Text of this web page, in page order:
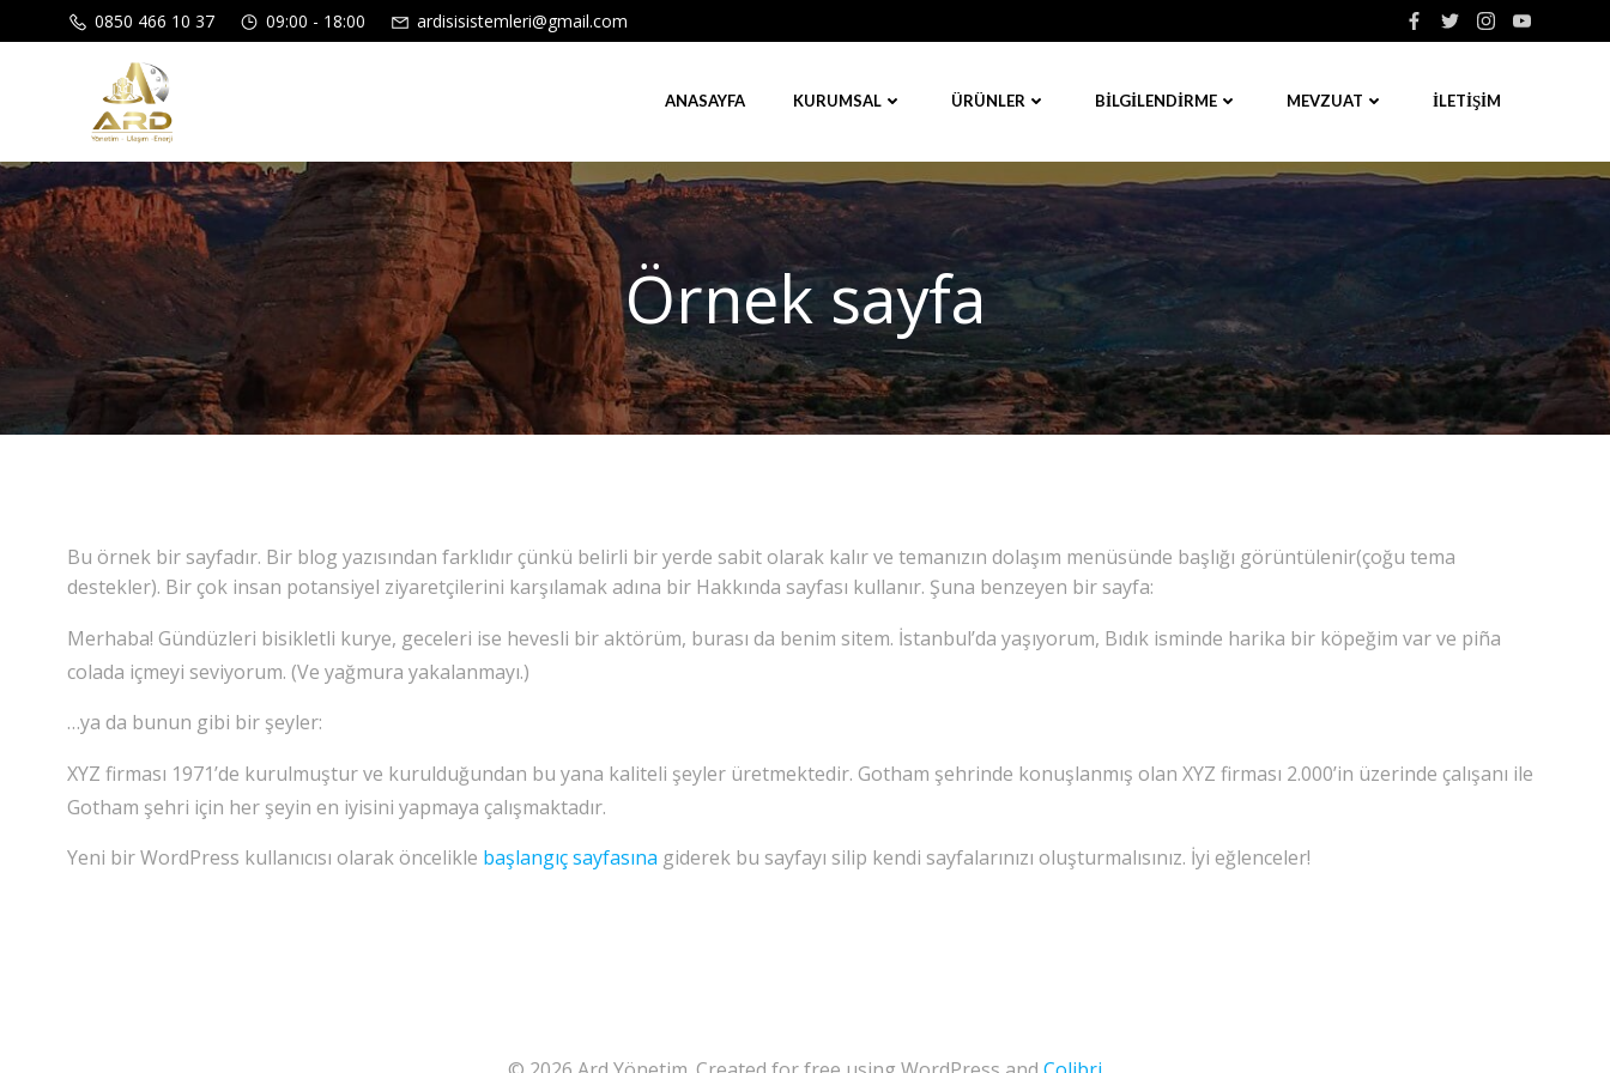
geç
0850 466 10 37 09:00 - 18:00 ardisisistemleri@gmail.com
ANASAYFA KURUMSAL ÜRÜNLER BILGILENDIRME MEVZUAT İLETIŞIM
Örnek sayfa
Bu örnek bir sayfadır. Bir blog yazısından farklıdır çünkü belirli bir yerde sabit olarak kalır ve temanızın dolaşım menüsünde başlığı görüntülenir(çoğu tema
destekler). Bir çok insan potansiyel ziyaretçilerini karşılamak adına bir Hakkında sayfası kullanır. Şuna benzeyen bir sayfa:
Merhaba! Gündüzleri bisikletli kurye, geceleri ise hevesli bir aktörüm, burası da benim sitem. İstanbul’da yaşıyorum, Bıdık isminde harika bir köpeğim var ve piña
colada içmeyi seviyorum. (Ve yağmura yakalanmayı.)
…ya da bunun gibi bir şeyler:
XYZ firması 1971’de kurulmuştur ve kurulduğundan bu yana kaliteli şeyler üretmektedir. Gotham şehrinde konuşlanmış olan XYZ firması 2.000’in üzerinde çalışanı ile
Gotham şehri için her şeyin en iyisini yapmaya çalışmaktadır.
Yeni bir WordPress kullanıcısı olarak öncelikle başlangıç sayfasına giderek bu sayfayı silip kendi sayfalarınızı oluşturmalısınız. İyi eğlenceler!